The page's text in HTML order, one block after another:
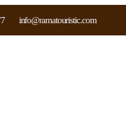
info@ramatouristic.com